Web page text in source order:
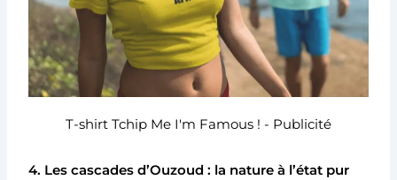
T-shirt Tchip Me I'm Famous ! - Publicité
4. Les cascades d’Ouzoud : la nature à l’état pur